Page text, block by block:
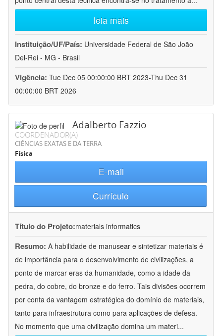
leia mais
Instituição/UF/País: Universidade Federal de São João
Del-Rei - MG - Brasil
Vigência: Tue Dec 05 00:00:00 BRT 2023-Thu Dec 31
00:00:00 BRT 2026
Adalberto Fazzio
COORDENADOR(A)
CIÊNCIAS EXATAS E DA TERRA
Física
E-mail
Currículo
Título do Projeto:materials informatics
Resumo: A habilidade de manusear e sintetizar materiais é
de importância para o desenvolvimento de civilizações, a
ponto de marcar eras da humanidade, como a idade da
pedra, do cobre, do bronze e do ferro. Tais divisões ocorrem
por conta da vantagem estratégica do domínio de materiais,
tanto para infraestrutura como para aplicações de defesa.
No momento que uma civilização domina um materi...